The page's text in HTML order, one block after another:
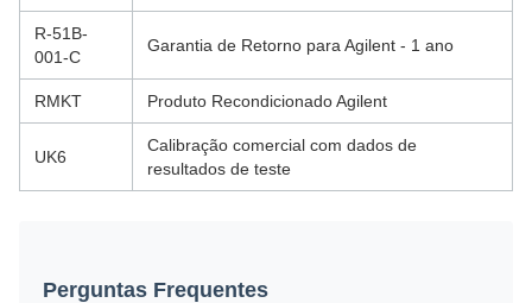
R-51B-
001-C
Garantia de Retorno para Agilent - 1 ano
RMKT Produto Recondicionado Agilent
UK6
Calibração comercial com dados de
resultados de teste
Perguntas Frequentes